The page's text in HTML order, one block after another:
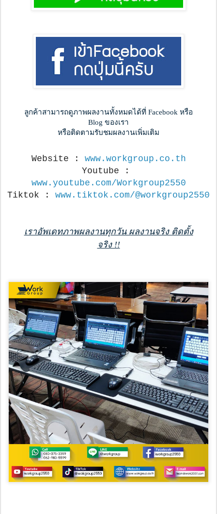
ลูกค้าสามารถดูภาพผลงานทั้งหมดได้ที่ Facebook หรือ
Blog ของเรา
หรือติดตามรับชมผลงานเพิ่มเติม
Website : www.workgroup.co.th
www.youtube.com/Workgroup2550
Tiktok : www.tiktok.com/@workgroup2550
เราอัพเดทภาพผลงานทุกวัน ผลงานจริง ติดตั้ง
จริง !!